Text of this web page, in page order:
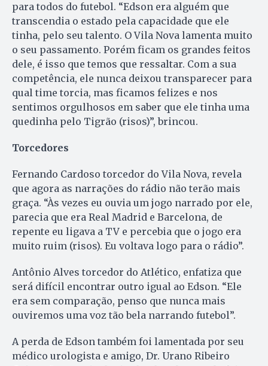
para todos do futebol. “Edson era alguém que
transcendia o estado pela capacidade que ele
tinha, pelo seu talento. O Vila Nova lamenta muito
o seu passamento. Porém ficam os grandes feitos
dele, é isso que temos que ressaltar. Com a sua
competência, ele nunca deixou transparecer para
qual time torcia, mas ficamos felizes e nos
sentimos orgulhosos em saber que ele tinha uma
quedinha pelo Tigrão (risos)”, brincou.
Torcedores
Fernando Cardoso torcedor do Vila Nova, revela
que agora as narrações do rádio não terão mais
graça. “Às vezes eu ouvia um jogo narrado por ele,
parecia que era Real Madrid e Barcelona, de
repente eu ligava a TV e percebia que o jogo era
muito ruim (risos). Eu voltava logo para o rádio”.
Antônio Alves torcedor do Atlético, enfatiza que
será difícil encontrar outro igual ao Edson. “Ele
era sem comparação, penso que nunca mais
ouviremos uma voz tão bela narrando futebol”.
A perda de Edson também foi lamentada por seu
médico urologista e amigo, Dr. Urano Ribeiro